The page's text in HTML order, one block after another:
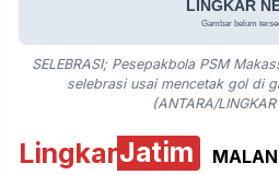
SELEBRASI; Pesepakbola PSM
selebrasi usai mencetak gol di
(ANTARA/
LingkarJatim